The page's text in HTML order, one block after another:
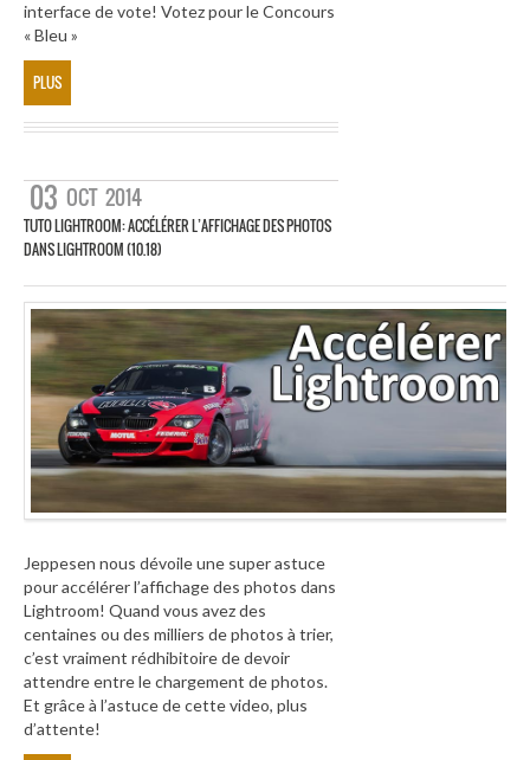
interface de vote! Votez pour le Concours
« Bleu »
PLUS
03 OCT 2014
TUTO LIGHTROOM: ACCÉLÉRER L’AFFICHAGE DES PHOTOS
DANS LIGHTROOM (10.18)
Jeppesen nous dévoile une super astuce
pour accélérer l’affichage des photos dans
Lightroom! Quand vous avez des
centaines ou des milliers de photos à trier,
c’est vraiment rédhibitoire de devoir
attendre entre le chargement de photos.
Et grâce à l’astuce de cette video, plus
d’attente!